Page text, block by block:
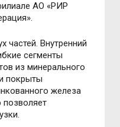
АО «РИР
частей. Внутренний
сегменты
из минерального
покрыты
железа